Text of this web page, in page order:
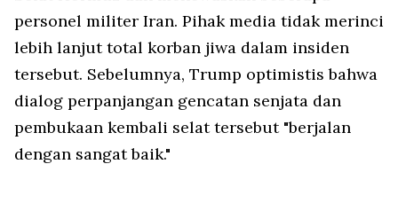
personel militer Iran. Pihak media tidak merinci
lebih lanjut total korban jiwa dalam insiden
tersebut. Sebelumnya, Trump optimistis bahwa
dialog perpanjangan gencatan senjata dan
pembukaan kembali selat tersebut "berjalan
dengan sangat baik."